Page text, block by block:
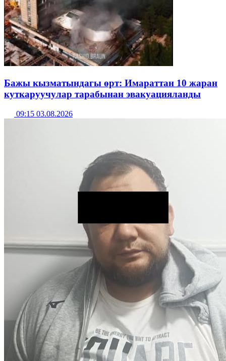
Бажы кызматындагы өрт: Имараттан 10 жаран
куткаруучулар тарабынан эвакуацияланды
09:15 03.08.2026